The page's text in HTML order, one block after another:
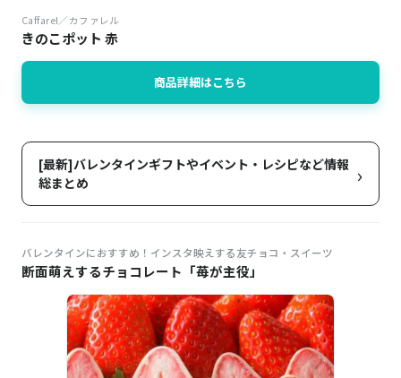
Caffarel／カファレル
きのこポット 赤
商品詳細はこちら
[最新]バレンタインギフトやイベント・レシピなど情報
総まとめ
›
バレンタインにおすすめ！インスタ映えする友チョコ・スイーツ
断面萌えするチョコレート「苺が主役」